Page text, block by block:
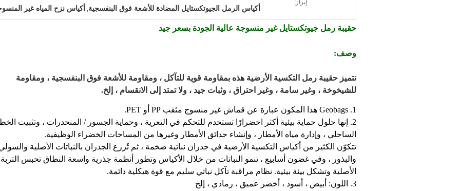
إبراز:
أكياس الرمل الجيوتكستايل المضادة للأشعة فوق البنفسجية, أكياس نزح المياه غير
حقيبة رمل جيوتكستايل غير منسوجة عالية الجودة بسعر جيد
وصف:
تتميز حقيبة رمل التكسية الأرضية هذه بمقاومة قوية للتآكل ، ومقاومة للأشعة فوق البنفسجية ، ومقاومة
للشيخوخة ، وغير سامة ، وغير احتراق ، وثبات جيد ، ولا تمتد إلى الانقسام ، إلخ.
1. Geobags هذا المكون عبارة عن قماش غير منسوج مثقب PP أو PET.
2. إنها حلول حماية بيئية أكثر اخضرارًا تستخدم للتحكم في التعرية ، وحماية الجسور / المنحدرات ، وتثبيت
الساحلي ، وإدارة مياه الأمطار ، وإنشاء حدائق الأمطار وغيرها من المساحات الخضراء الوظيفية.
تتكوّن الكثير من أكياس التكسية الأرضية في جدران نباتية ضخمة ، ثم تُزرع الجدران بالنباتات الأصلية
والبذور ، وفي غضون أسابيع ، تنمو النباتات من خلال الأكياس وتطور أنظمة جذرية واسعة النطاق تحبس التربة
الأصلية وتشكل بيئة بيئية. نظام مراقبة تآكل نباتي سليم مع قوة هيكلية دائمة.
3. اللون: أبيض ، أسود ، أخضر عميق ، رمادي ، إلخ